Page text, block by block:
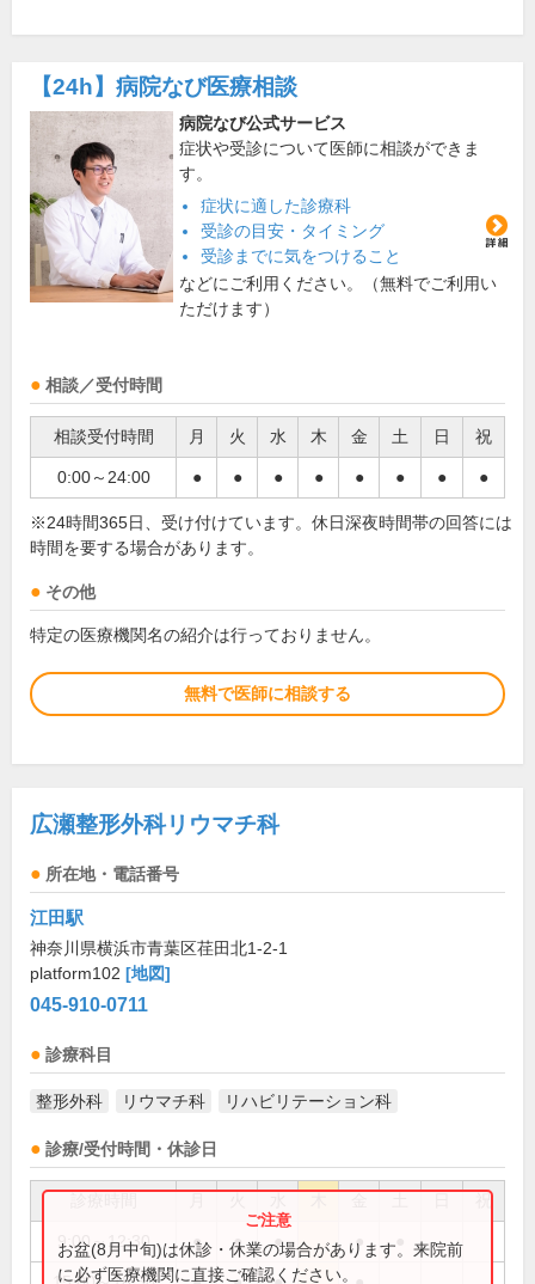
【24h】 病院なび医療相談
病院なび公式サービス
症状や受診について医師に相談ができま
す。
症状に適した診療科
受診の目安・タイミング
受診までに気をつけること
などにご利用ください。（無料でご利用い
ただけます）
相談／受付時間
相談受付時間 月 火 水 木 金 土 日 祝
0:00～24:00 ● ● ● ● ● ● ● ●
※24時間365日、受け付けています。休日深夜時間帯の回答には
時間を要する場合があります。
その他
特定の医療機関名の紹介は行っておりません。
無料で医師に相談する
広瀬整形外科リウマチ科
所在地・電話番号
江田駅
神奈川県横浜市青葉区荏田北1-2-1
platform102 [地図]
045-910-0711
診療科目
整形外科 リウマチ科 リハビリテーション科
診療/受付時間・休診日
祝
9:00～12:30 ● ● ● ●
お盆(8月中旬)は休診・休業の場合があります。来院前
に必ず医療機関に直接ご確認ください。